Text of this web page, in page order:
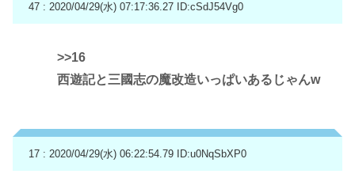
47 : 2020/04/29(水) 07:17:36.27 ID:cSdJ54Vg0
>>16
西遊記と三國志の魔改造いっぱいあるじゃんw
17 : 2020/04/29(水) 06:22:54.79 ID:u0NqSbXP0